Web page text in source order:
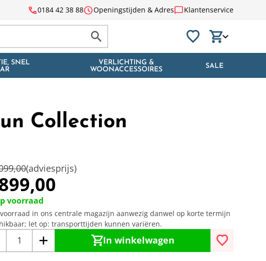
call0184 42 38 88scheduleOpeningstijden & Adreschat_bubbleKlantenservice
SNEL
VERLICHTING &
WOONACCESSOIRES
SALE
Collection
(adviesprijs)
voorraad
in ons centrale magazijn aanwezig danwel op korte termijn
let op: transporttijden kunnen variëren.
In winkelwagen